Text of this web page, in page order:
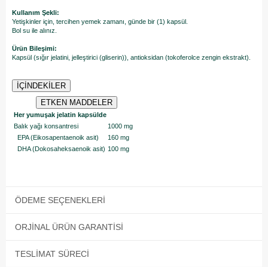
Kullanım Şekli:
Yetişkinler için, tercihen yemek zamanı, günde bir (1) kapsül.
Bol su ile alınız.
Ürün Bileşimi:
Kapsül (sığır jelatini, jelleştirici (gliserin)), antioksidan (tokoferolce zengin ekstrakt).
İÇİNDEKİLER
ETKEN MADDELER
Her yumuşak jelatin kapsülde
Balık yağı konsantresi
1000 mg
EPA (Eikosapentaenoik asit)
160 mg
DHA (Dokosaheksaenoik asit) 100 mg
ÖDEME SEÇENEKLERI
ORJINAL ÜRÜN GARANTISI
TESLIMAT SÜRECI